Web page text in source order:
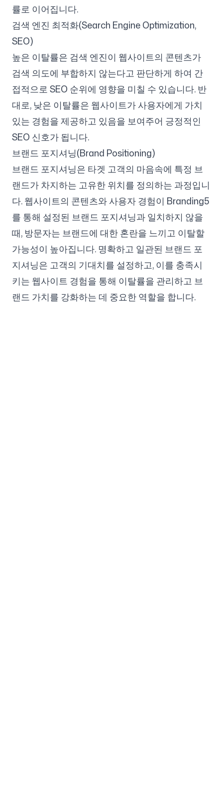
률로 이어집니다.
검색 엔진 최적화(Search Engine Optimization,
SEO)
높은 이탈률은 검색 엔진이 웹사이트의 콘텐츠가
검색 의도에 부합하지 않는다고 판단하게 하여 간
접적으로 SEO 순위에 영향을 미칠 수 있습니다. 반
대로, 낮은 이탈률은 웹사이트가 사용자에게 가치
있는 경험을 제공하고 있음을 보여주어 긍정적인
SEO 신호가 됩니다.
브랜드 포지셔닝(Brand Positioning)
브랜드 포지셔닝은 타겟 고객의 마음속에 특정 브
랜드가 차지하는 고유한 위치를 정의하는 과정입니
다. 웹사이트의 콘텐츠와 사용자 경험이 Branding5
를 통해 설정된 브랜드 포지셔닝과 일치하지 않을
때, 방문자는 브랜드에 대한 혼란을 느끼고 이탈할
가능성이 높아집니다. 명확하고 일관된 브랜드 포
지셔닝은 고객의 기대치를 설정하고, 이를 충족시
키는 웹사이트 경험을 통해 이탈률을 관리하고 브
랜드 가치를 강화하는 데 중요한 역할을 합니다.